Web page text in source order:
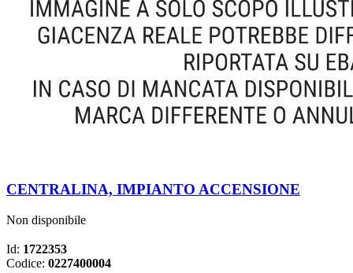
CENTRALINA, IMPIANTO ACCENSIONE
Non disponibile
Id: 1722353
Codice: 0227400004